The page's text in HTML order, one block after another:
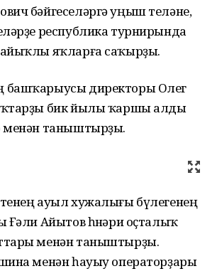
бәйгеселәргә уңыш теләне,
республика турнирында
яҡларға саҡырҙы.
башҡарыусы директоры Олег
бик йылы ҡаршы алды
менән таныштырҙы.
ауыл хужалығы бүлегенең
Ғәли Айытов һөнәри оҫталыҡ
менән таныштырҙы.
менән һауыу операторҙары